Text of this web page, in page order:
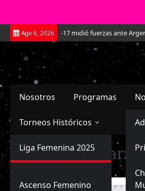
Saltar
al
contenido
Ago 6, 2026
Roja Sub-17 midió fuerzas ante Argentina en
Nosotros Programas
Torneos Históricos
Primera División
Femenina
Liga Femenina 2025
Ascenso Femenino
Día:20 de